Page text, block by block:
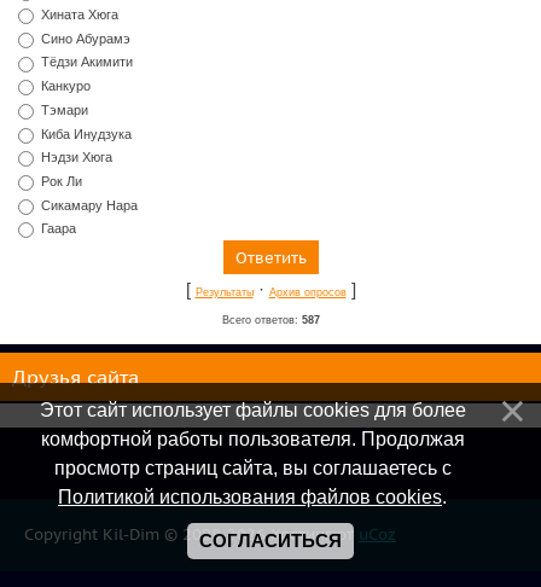
Хината Хюга
Сино Абурамэ
Тёдзи Акимити
Канкуро
Тэмари
Киба Инудзука
Нэдзи Хюга
Рок Ли
Сикамару Нара
Гаара
[ Результаты· Архив опросов]
Всего ответов: 587
Друзья сайта
Copyright Kil-Dim © 2008-2026 Хостинг от uCoz
Этот сайт использует файлы cookies для более
комфортной работы пользователя. Продолжая
просмотр страниц сайта, вы соглашаетесь с
Политикой использования файлов cookies.
СОГЛАСИТЬСЯ